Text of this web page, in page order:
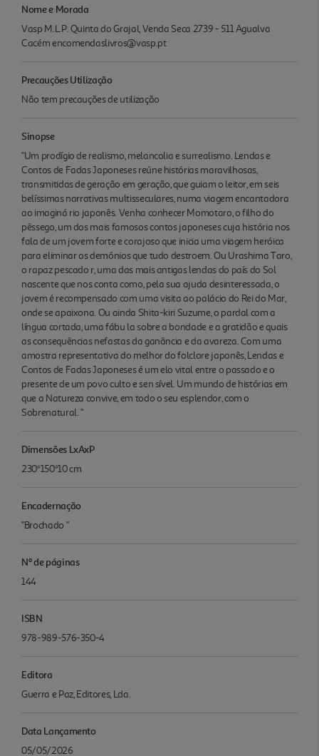
Nome e Morada
Vasp M.L.P. Quinta do Grajal, Venda Seca 2739 - 511 Agualva
Cacém encomendaslivros@vasp.pt
Precauções Utilização
Não tem precauções de utilização
Sinopse
"Um prodígio de realismo, melancolia e surrealismo. Lendas e
Contos de Fadas Japoneses reúne histórias maravilhosas,
transmitidas de geração em geração, que guiam o leitor, em seis
belíssimas narrativas multisseculares, numa viagem encantadora
ao imaginá rio japonês. Venha conhecer Momotaro, o filho do
pêssego, um dos mais famosos contos japoneses cuja história nos
fala de um jovem forte e corajoso que inicia uma viagem heróica
para eliminar os demónios que tudo destroem. Ou Urashima Taro,
o rapaz pescado r, uma das mais antigas lendas do país do Sol
nascente que nos conta como, pela sua ajuda desinteressada, o
jovem é recompensado com uma visita ao palácio do Rei do Mar,
onde se apaixona. Ou ainda Shita-kiri Suzume, o pardal com a
língua cortada, uma fábu la sobre a bondade e a gratidão e quais
as consequências nefastas da ganância e da avareza. Com uma
amostra representativa do melhor do folclore japonês, Lendas e
Contos de Fadas Japoneses é um elo vital entre o passado e o
presente de um povo culto e sen sível. Um mundo de histórias em
que a Natureza convive, em todo o seu esplendor, com o
Sobrenatural. "
Dimensões LxAxP
230*150*10 cm
Encadernação
"Brochado "
Nº de páginas
144
ISBN
978-989-576-350-4
Editora
Guerra e Paz, Editores, Lda.
Data Lançamento
05/05/2026